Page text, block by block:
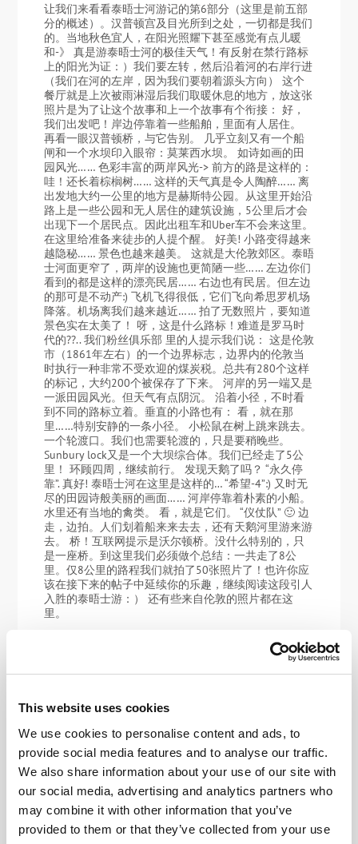
This website uses cookies
We use cookies to personalise content and ads, to
provide social media features and to analyse our traffic.
We also share information about your use of our site with
our social media, advertising and analytics partners who
may combine it with other information that you’ve
provided to them or that they’ve collected from your use
让我们来看看泰晤士河游记的第6部分（这里是前五部
分的概述）。汉普顿宫及目光所到之处，一切都是我们
的。当地秋色宜人，在阳光照耀下甚至感觉有点儿暖
和-》 真是游泰晤士河的极佳天气！有反射在禁行路标
上的阳光为证：）我们要左转，然后沿着河的右岸行进
（我们在河的左岸，因为我们要朝着源头方向） 这个
餐厅就是上次被雨淋湿后我们取暖休息的地方，放这张
照片是为了让这个故事和上一个故事有个衔接： 好，
我们出发吧！岸边停靠着一些船舶，里面有人居住。
再看一眼汉普顿桥，与它告别。 几乎立刻又有一个船
闸和一个水坝印入眼帘：莫莱西水坝。 如诗如画的田
园风光…… 色彩丰富的两岸风光-> 前方的路是这样的：
哇！还长着棕榈树…… 这样的天气真是令人陶醉…… 离
出发地大约一公里的地方是赫斯特公园。从这里开始沿
路上是一些公园和无人居住的建筑设施，5公里后才会
出现下一个居民点。因此出租车和Uber车不会来这里。
在这里给准备来徒步的人提个醒。 好美! 小路变得越来
越隐秘…… 景色也越来越美。 这就是大伦敦郊区。泰晤
士河面更窄了，两岸的设施也更简陋一些…… 左边你们
看到的都是这样的漂亮民居…… 右边也有民居。但左边
的那可是不动产:) 飞机飞得很低，它们飞向希思罗机场
降落。机场离我们越来越近…… 拍了无数照片，要知道
景色实在太美了！ 呀，这是什么路标！难道是罗马时
代的??.. 我们粉丝俱乐部 里的人提示我们说： 这是伦敦
市（1861年左右）的一个边界标志，边界内的伦敦当
时执行一种非常不受欢迎的煤炭税。总共有280个这样
的标记，大约200个被保存了下来。 河岸的另一端又是
一派田园风光。但天气有点阴沉。 沿着小径，不时看
到不同的路标立着。垂直的小路也有： 看，就在那
里……特别安静的一条小径。 小松鼠在树上跳来跳去。
一个轮渡口。我们也需要轮渡的，只是要稍晚些。
Sunbury lock又是一个大坝综合体。我们已经走了5公
里！ 环顾四周，继续前行。 发现天鹅了吗？ “永久停
靠”. 真好! 泰晤士河在这里是这样的… “希望-4”:) 又时无
尽的田园诗般美丽的画面…… 河岸停靠着朴素的小船。
水里还有当地的禽类。 看，就是它们。 “仪仗队” 🙂 边
走，边拍。人们划着船来来去去，还有天鹅河里游来游
去。 桥！互联网提示是沃尔顿桥。没什么特别的，只
是一座桥。到这里我们必须做个总结：一共走了8公
里。仅8公里的路程我们就拍了50张照片了！也许你应
该在接下来的帖子中延续你的乐趣，继续阅读这段引人
入胜的泰晤士游：） 还有些来自伦敦的照片都在这
里。
2022年 JAN月 11日
泰晤士河分段游。
世间存在各种传统惯例。比如有些人习惯在每年的12月
31去洗桑拿：）而我在伦敦传统惯例被亲切地称为”泰
晤士河之旅”，来自英语的 Thames Walk。这是一条长
约300公里的步行路线，从 泰晤士河大坝 （伦敦东部
的一座大坝）开始，一直延伸到泰晤士河的源头。大约
80公里的路线几乎都在大伦敦区域——我们刚刚完成了
这一部分！终点位于距距离伦敦环路（AKA M25）1公
里的斯坦斯桥。 我再重复一遍：这是一条非常棒的路